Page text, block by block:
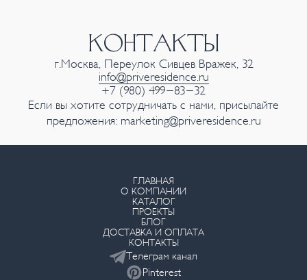
КОНТАКТЫ
г.Москва, Переулок Сивцев Вражек, 32
info@priveresidence.ru
+7 (980) 499-83-32
Если вы хотите сотрудничать с нами, присылайте
предложения: marketing@priveresidence.ru
ГЛАВНАЯ
О КОМПАНИИ
КАТАЛОГ
ПРОЕКТЫ
БЛОГ
ДОСТАВКА И ОПЛАТА
КОНТАКТЫ
Телеграм канал
Pinterest